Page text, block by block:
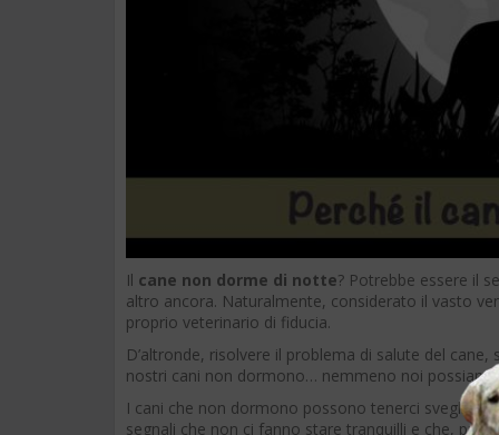
Il cane non dorme di notte? Potrebbe essere il
altro ancora. Naturalmente, considerato il vasto
proprio veterinario di fiducia.
D’altronde, risolvere il problema di salute del
nostri cani non dormono… nemmeno noi
I cani che non dormono possono tenerci svegli
segnali che non ci fanno stare tranquilli e che,